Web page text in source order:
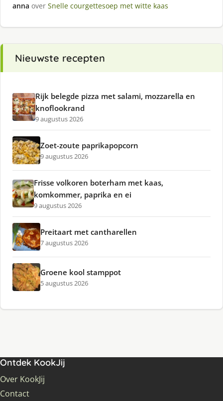
anna over Snelle courgettesoep met witte kaas
Nieuwste recepten
Rijk belegde pizza met salami, mozzarella en
knoflookrand
9 augustus 2026
Zoet-zoute paprikapopcorn
9 augustus 2026
Frisse volkoren boterham met kaas,
komkommer, paprika en ei
9 augustus 2026
Preitaart met cantharellen
7 augustus 2026
Groene kool stamppot
5 augustus 2026
Ontdek KookJij
Over KookJij
Contact